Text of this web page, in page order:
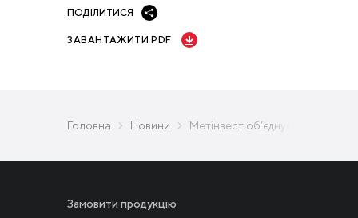
ПОДІЛИТИСЯ
ЗАВАНТАЖИТИ PDF
Головна Новини Метінвест об’єднує
Замовити продукцію